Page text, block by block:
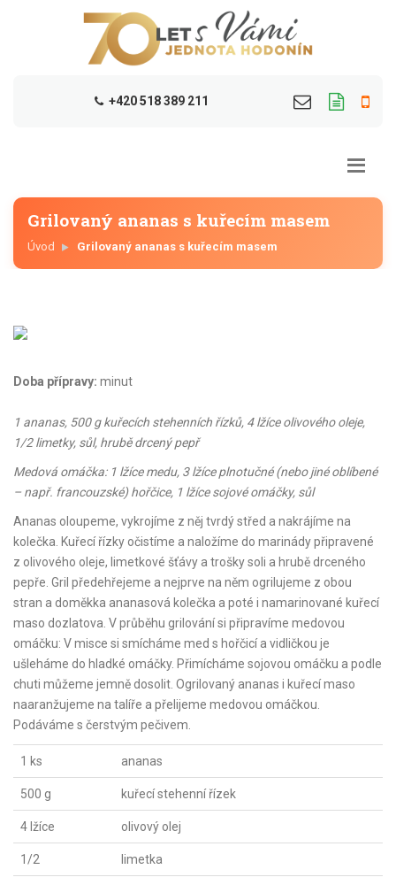
+420 518 389 211
Grilovaný ananas s kuřecím masem
Úvod Grilovaný ananas s kuřecím masem
Doba přípravy: minut
1 ananas, 500 g kuřecích stehenních řízků, 4 lžíce olivového oleje,
1/2 limetky, sůl, hrubě drcený pepř
Medová omáčka: 1 lžíce medu, 3 lžíce plnotučné (nebo jiné oblíbené
– např. francouzské) hořčice, 1 lžíce sojové omáčky, sůl
Ananas oloupeme, vykrojíme z něj tvrdý střed a nakrájíme na
kolečka. Kuřecí řízky očistíme a naložíme do marinády připravené
z olivového oleje, limetkové šťávy a trošky soli a hrubě drceného
pepře. Gril předehřejeme a nejprve na něm ogrilujeme z obou
stran a doměkka ananasová kolečka a poté i namarinované kuřecí
maso dozlatova. V průběhu grilování si připravíme medovou
omáčku: V misce si smícháme med s hořčicí a vidličkou je
ušleháme do hladké omáčky. Přimícháme sojovou omáčku a podle
chuti můžeme jemně dosolit. Ogrilovaný ananas i kuřecí maso
naaranžujeme na talíře a přelijeme medovou omáčkou.
Podáváme s čerstvým pečivem.
1 ks ananas
500 g kuřecí stehenní řízek
4 lžíce olivový olej
1/2 limetka